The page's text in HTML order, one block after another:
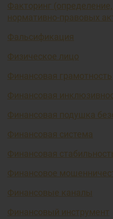
Факторинг
нормативно-правовых
Фальсификация
Физическое лицо
Финансовая грамотность
Финансовая
Финансовая подушка
Финансовая система
Финансовая
Финансовое
Финансовые каналы
Финансовый инструмент